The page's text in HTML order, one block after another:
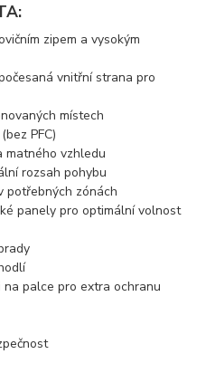
zipem a vysokým
vnitřní strana pro
místech
PFC)
matného vzhledu
rozsah pohybu
potřebných zónách
panely pro optimální volnost
palce pro extra ochranu